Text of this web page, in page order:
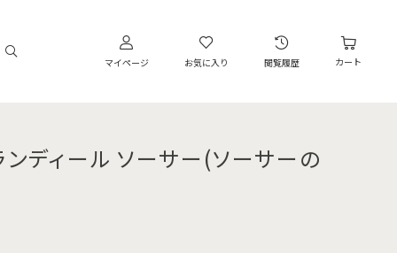
マイページ お気に入り 閲覧履歴 カート
ンディール ソーサー(ソーサーの